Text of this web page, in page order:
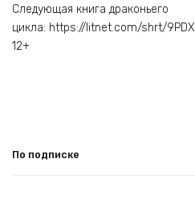
Следующая книга драконьего
цикла: https://litnet.com/shrt/9PDX
12+
По подписке